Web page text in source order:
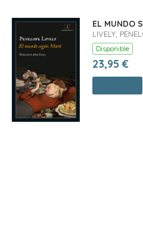
EL MUNDO
LIVELY,
Disponible
23,95 €